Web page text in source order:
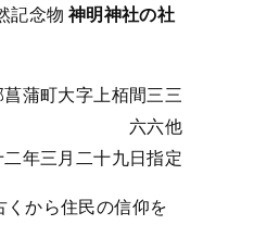
記念物 神明神社の社
蒲町大字上栢間三三
六六他
年三月二十九日指定
から住民の信仰を